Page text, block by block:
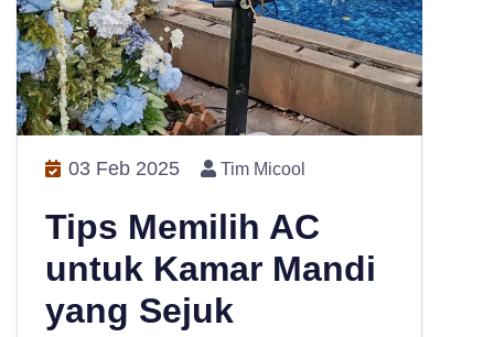
03 Feb 2025 Tim Micool
Tips Memilih AC
untuk Kamar Mandi
yang Sejuk